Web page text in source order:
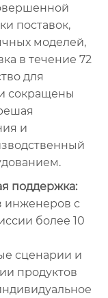
поставок,
моделей,
в течение 72
для
сокращены
и
поддержка:
инженеров с
более 10
сценарии и
продуктов